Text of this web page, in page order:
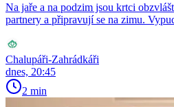
Na jaře a na podzim jsou krtci
partnery a připravují se na zimu.
Chalupáři-Zahrádkáři
dnes, 20:45
2 min